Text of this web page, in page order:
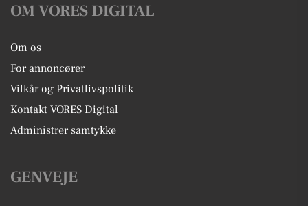
OM VORES DIGITAL
Om os
For annoncører
Vilkår og Privatlivspolitik
Kontakt VORES Digital
Administrer samtykke
GENVEJE